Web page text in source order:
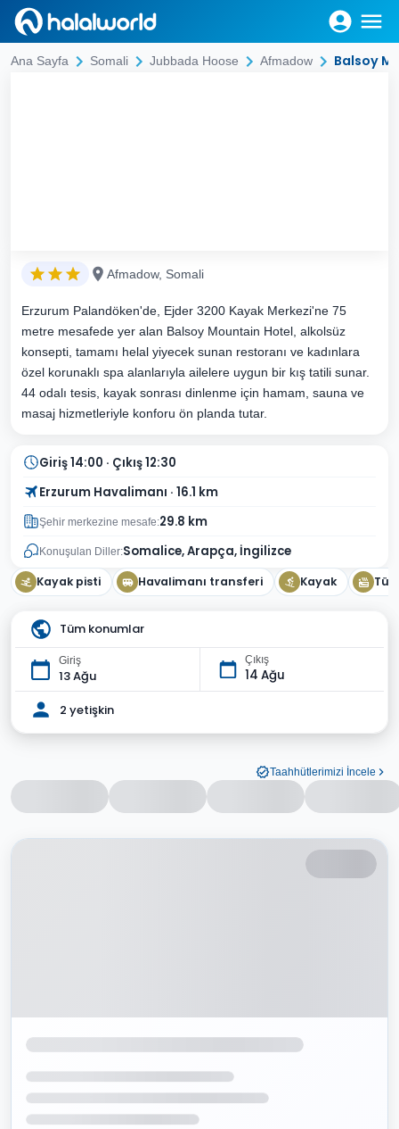
Ana Sayfa Somali Jubbada Hoose Afmadow Balsoy
Afmadow, Somali
Erzurum Palandöken'de, Ejder 3200 Kayak Merkezi'ne 75
metre mesafede yer alan Balsoy Mountain Hotel, alkolsüz
konsepti, tamamı helal yiyecek sunan restoranı ve kadınlara
özel korunaklı spa alanlarıyla ailelere uygun bir kış tatili sunar.
44 odalı tesis, kayak sonrası dinlenme için hamam, sauna ve
masaj hizmetleriyle konforu ön planda tutar.
Giriş 14:00 · Çıkış 12:30
Erzurum Havalimanı · 16.1 km
Şehir merkezine mesafe:29.8 km
Konuşulan Diller:Somalice, Arapça, İngilizce
Kayak pisti Havalimanı transferi Kayak
Tüm konumlar
Giriş
13 Ağu
Çıkış
14 Ağu
2 yetişkin
Taahhütlerimizi İncele